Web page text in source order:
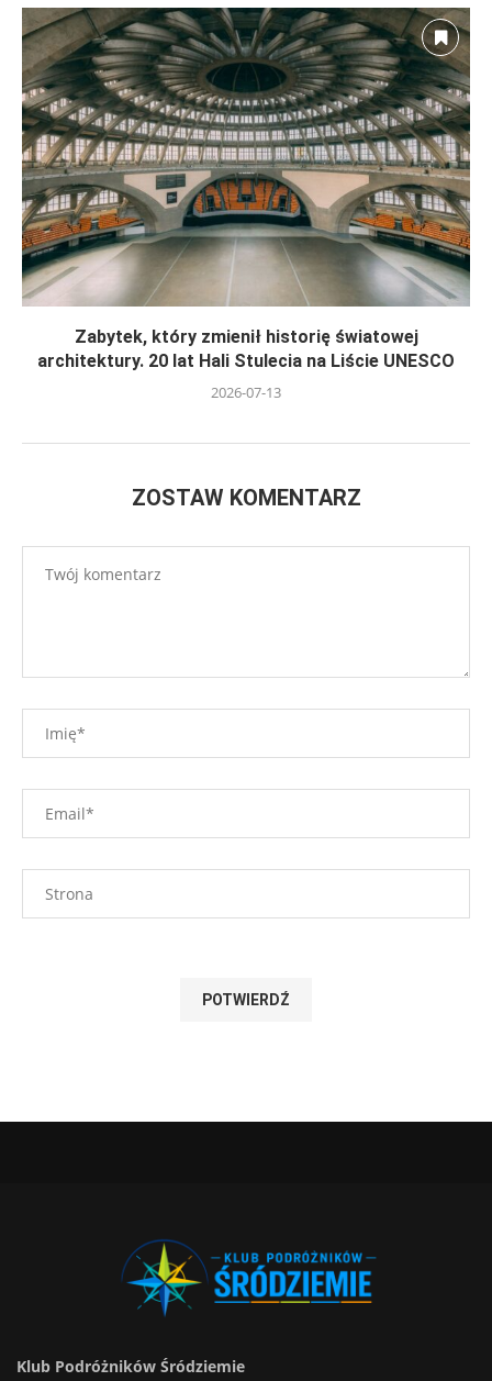
Zabytek, który zmienił historię światowej
architektury. 20 lat Hali Stulecia na Liście UNESCO
2026-07-13
ZOSTAW KOMENTARZ
Klub Podróżników Śródziemie